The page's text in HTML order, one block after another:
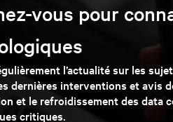
vous pour
l’actualité sur les
dernières interventions et avis
et le refroidissement des data
critiques.